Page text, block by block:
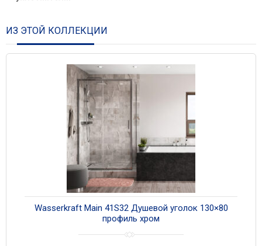
ИЗ ЭТОЙ КОЛЛЕКЦИИ
Wasserkraft Main 41S32 Душевой уголок 130×80
профиль хром